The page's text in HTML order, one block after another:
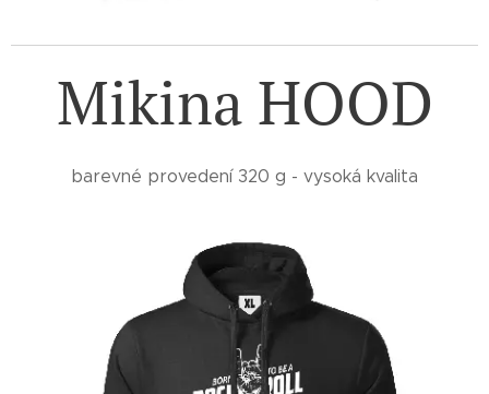
Mikina HOOD
barevné provedení 320 g - vysoká kvalita